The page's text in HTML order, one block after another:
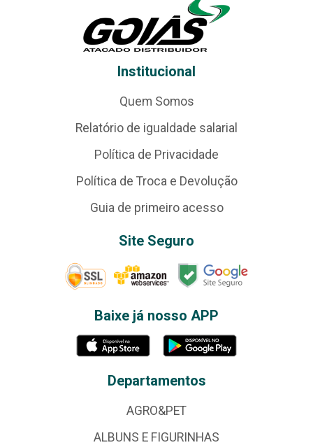
Institucional
Quem Somos
Relatório de igualdade salarial
Política de Privacidade
Política de Troca e Devolução
Guia de primeiro acesso
Site Seguro
Baixe já nosso APP
Departamentos
AGRO&PET
ALBUNS E FIGURINHAS